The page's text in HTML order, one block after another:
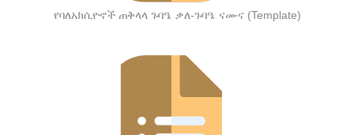
የባለአክሲዮኖች ጠቅላላ ጉባዔ ቃለ-ጉባዔ ናሙና (Template)